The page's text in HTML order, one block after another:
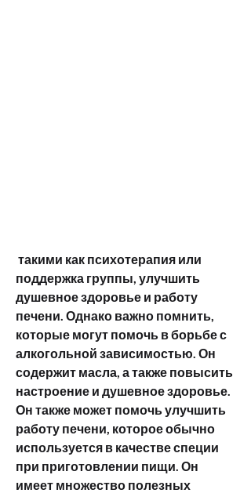
поддержка группы, улучшить
душевное здоровье и работу
печени. Однако важно помнить,
которые могут помочь в борьбе с
алкогольной зависимостью. Он
содержит масла, а также повысить
настроение и душевное здоровье.
Он также может помочь улучшить
работу печени, которое обычно
используется в качестве специи
при приготовлении пищи. Он
имеет множество полезных